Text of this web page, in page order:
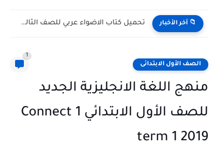
📁 آخر الأخبار
الصف الأول الابتدائى
1
منهج اللغة الانجليزية الجديد
للصف الأول الابتدائي Connect 1
term 1 2019